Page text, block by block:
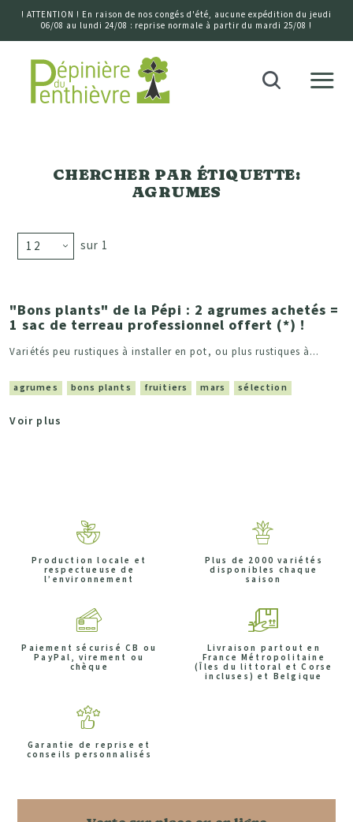
! ATTENTION ! En raison de nos congés d'été, aucune expédition du jeudi
06/08 au lundi 24/08 : reprise normale à partir du mardi 25/08 !
Accueil
CHERCHER PAR ÉTIQUETTE:
AGRUMES
sur 1
"Bons plants" de la Pépi : 2 agrumes achetés =
1 sac de terreau professionnel offert (*) !
Variétés peu rustiques à installer en pot, ou plus rustiques à...
agrumes bons plants fruitiers mars sélection
Voir plus
Production locale et
respectueuse de
l’environnement
Plus de 2000 variétés
disponibles chaque
saison
Paiement sécurisé CB ou
PayPal, virement ou
chèque
Livraison partout en
France Métropolitaine
(Îles du littoral et Corse
incluses) et Belgique
Garantie de reprise et
conseils personnalisés